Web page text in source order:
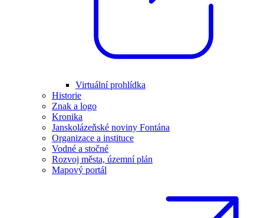
Virtuální prohlídka
Historie
Znak a logo
Kronika
Janskolázeňské noviny Fontána
Organizace a instituce
Vodné a stočné
Rozvoj města, územní plán
Mapový portál